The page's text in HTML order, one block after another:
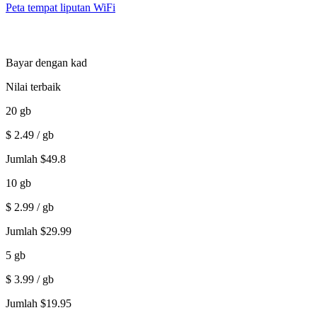
Peta tempat liputan WiFi
Bayar dengan kad
Nilai terbaik
20 gb
$ 2.49 / gb
Jumlah $49.8
10 gb
$ 2.99 / gb
Jumlah $29.99
5 gb
$ 3.99 / gb
Jumlah $19.95